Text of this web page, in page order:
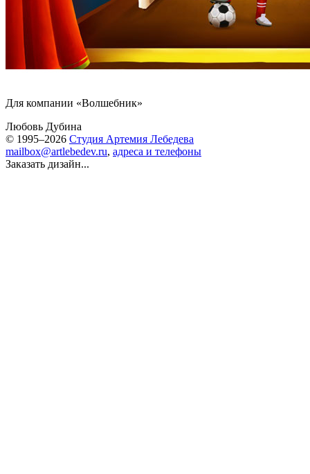
Для компании «Волшебник»
Любовь Дубина
© 1995–2026 Студия Артемия Лебедева
mailbox@artlebedev.ru, адреса и телефоны
Заказать дизайн...